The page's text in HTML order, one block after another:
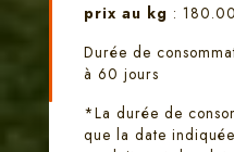
prix au kg :
Durée de
à 60 jours
*La durée de
que la date